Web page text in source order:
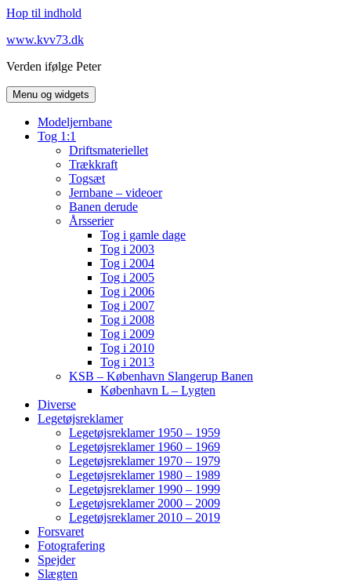
Hop til indhold
www.kvv73.dk
Verden ifølge Peter
Menu og widgets
Modeljernbane
Tog 1:1
Driftsmateriellet
Trækkraft
Togsæt
Jernbane – videoer
Banen derude
Årsserier
Tog i gamle dage
Tog i 2003
Tog i 2004
Tog i 2005
Tog i 2006
Tog i 2007
Tog i 2008
Tog i 2009
Tog i 2010
Tog i 2013
KSB – København Slangerup Banen
København L – Lygten
Diverse
Legetøjsreklamer
Legetøjsreklamer 1950 – 1959
Legetøjsreklamer 1960 – 1969
Legetøjsreklamer 1970 – 1979
Legetøjsreklamer 1980 – 1989
Legetøjsreklamer 1990 – 1999
Legetøjsreklamer 2000 – 2009
Legetøjsreklamer 2010 – 2019
Forsvaret
Fotografering
Spejder
Slægten